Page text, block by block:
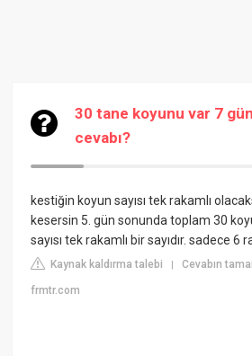
30 tane koyunu var 7
cevabı?
kestiğin koyun sayısı tek rakamlı
kesersin 5. gün sonunda toplam 30
sayısı tek rakamlı bir sayıdır. sadece 6
Kaynak kaldırma talebi |Cevabın
frmtr.com